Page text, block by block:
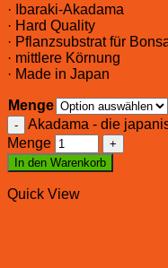
· Ibaraki-Akadama
· Hard Quality
· Pflanzsubstrat für
· mittlere Körnung
· Made in Japan
Menge
Akadama - die
Menge
In den Warenkorb
Quick View